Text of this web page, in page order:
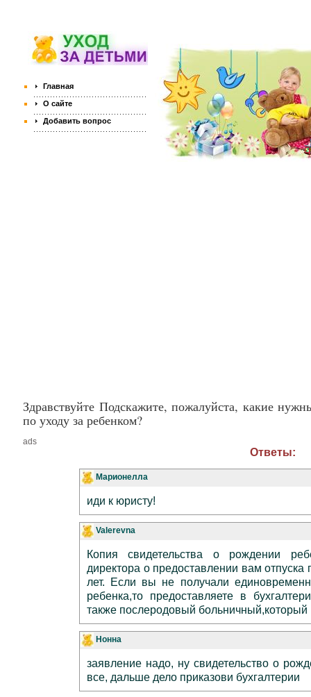
Главная
О сайте
Добавить вопрос
Здравствуйте Подскажите, пожалуйста, какие
по уходу за ребенком?
ads
Ответы:
Марионелла
иди к юристу!
Valerevna
Копия свидетельства о рождении
директора о предоставлении вам отпуска
лет. Если вы не получали
ребенка,то предоставляете в
также послеродовый больничный,который
Нонна
заявление надо, ну свидетельство о
все, дальше дело приказови бухгалтерии